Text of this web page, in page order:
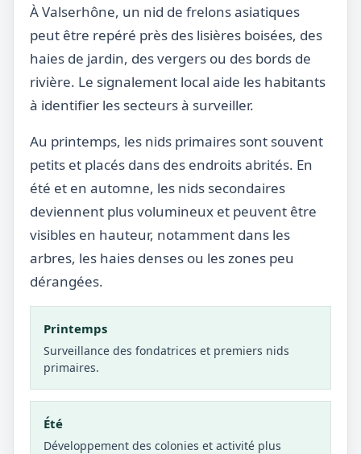
À Valserhône, un nid de frelons asiatiques
peut être repéré près des lisières boisées, des
haies de jardin, des vergers ou des bords de
rivière. Le signalement local aide les habitants
à identifier les secteurs à surveiller.
Au printemps, les nids primaires sont souvent
petits et placés dans des endroits abrités. En
été et en automne, les nids secondaires
deviennent plus volumineux et peuvent être
visibles en hauteur, notamment dans les
arbres, les haies denses ou les zones peu
dérangées.
Printemps
Surveillance des fondatrices et premiers nids
primaires.
Été
Développement des colonies et activité plus